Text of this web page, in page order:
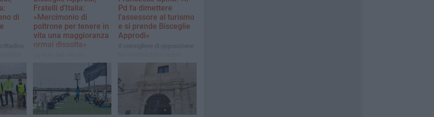
di
Fratelli d'Italia:
«Mercimonio di
poltrone per tenere in
vita una maggioranza
ormai dissolta»
biscegliese del partito di
Pd fa dimettere
l'assessore al turismo
e si prende Bisceglie
Approdi»
Il consigliere di opposizione
componenti nel Cda della
società partecipata del
Comune